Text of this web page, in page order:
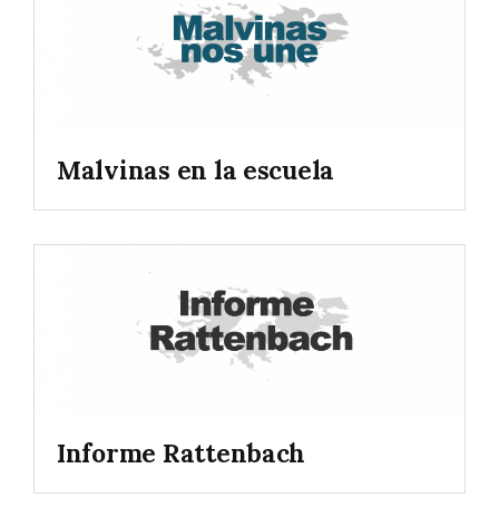
Malvinas en la escuela
Informe Rattenbach